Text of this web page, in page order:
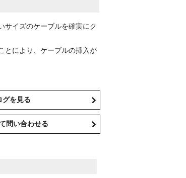
サイズのケーブルを確実にク
とにより、ケーブルの挿入が
グを見る
問い合わせる